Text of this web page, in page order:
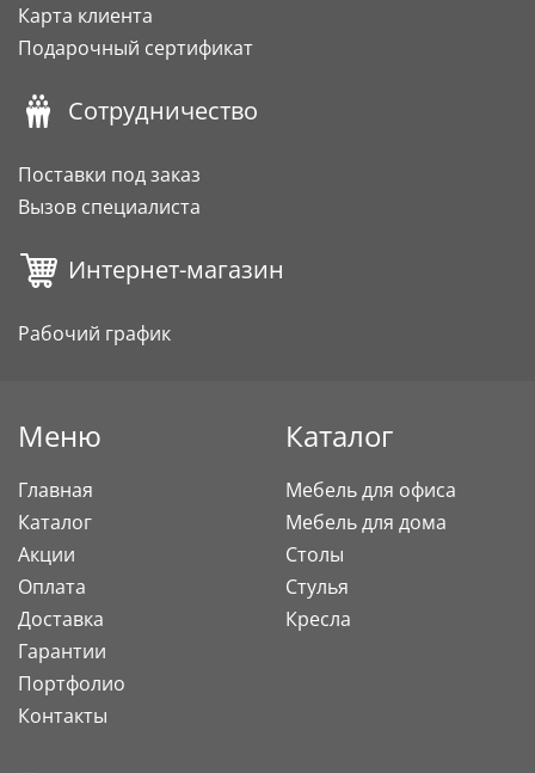
Карта клиента
Подарочный сертификат
Сотрудничество
Поставки под заказ
Вызов специалиста
Интернет-магазин
Рабочий график
Меню
Главная
Каталог
Акции
Оплата
Доставка
Гарантии
Портфолио
Контакты
Каталог
Мебель для офиса
Мебель для дома
Столы
Стулья
Кресла